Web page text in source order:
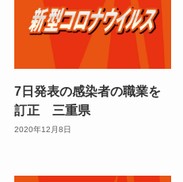
7日発表の感染者の職業を
訂正 三重県
2020年12月8日